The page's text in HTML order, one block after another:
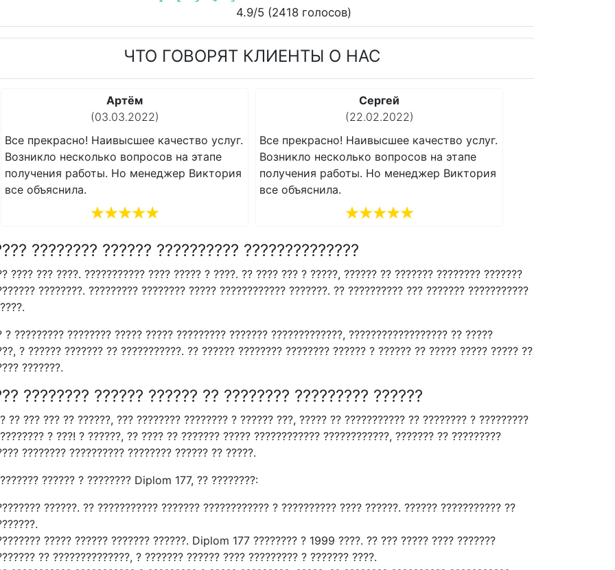
4.9/5 (2418 голосов)
ЧТО ГОВОРЯТ КЛИЕНТЫ О НАС
Артём
(03.03.2022)
Все прекрасно! Наивысшее качество услуг.
Возникло несколько вопросов на этапе
получения работы. Но менеджер Виктория
все объяснила.
Сергей
(22.02.2022)
Все прекрасно! Наивысшее качество услуг.
Возникло несколько вопросов на этапе
получения работы. Но менеджер Виктория
все объяснила.
???????? ?????? ?????????? ??????????????
???? ??? ????. ??????????? ???? ????? ? ????. ?? ???? ??? ? ?????, ?????? ?? ??????? ???????? ???????
????????. ????????? ???????? ????? ???????????? ???????. ?? ?????????? ??? ??????? ???????????
? ????????? ???????? ????? ????? ????????? ??????? ?????????????, ?????????????????? ?? ?????
? ?????? ??????? ?? ???????????. ?? ?????? ???????? ???????? ?????? ? ?????? ?? ????? ????? ????? ??
???????.
???????? ?????? ?????? ?? ???????? ????????? ??????
?? ??? ??? ?? ??????, ??? ???????? ???????? ? ?????? ???, ????? ?? ??????????? ?? ???????? ? ?????????
? ???! ? ??????, ?? ???? ?? ??????? ????? ???????????? ????????????, ??????? ?? ?????????
???????? ?????????? ???????? ?????? ?? ?????.
?????? ? ???????? Diplom 177, ?? ????????:
??????. ?? ??????????? ??????? ???????????? ? ?????????? ???? ??????. ?????? ??????????? ??
????? ?????? ??????? ??????. Diplom 177 ???????? ? 1999 ????. ?? ??? ????? ???? ???????
?? ??????????????, ? ??????? ?????? ???? ????????? ? ??????? ????.